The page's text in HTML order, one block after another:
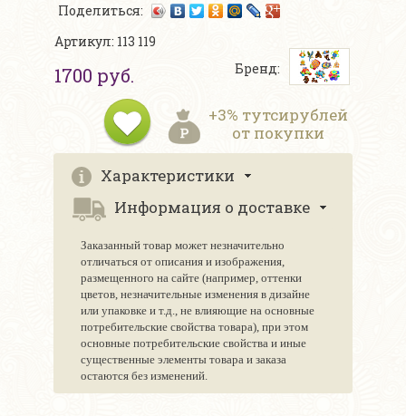
Поделиться:
Артикул: 113 119
1700 руб. Бренд:
+3% тутсирублей
от покупки
Характеристики
Информация о доставке
Заказанный товар может незначительно
отличаться от описания и изображения,
размещенного на сайте (например, оттенки
цветов, незначительные изменения в дизайне
или упаковке и т.д., не влияющие на основные
потребительские свойства товара), при этом
основные потребительские свойства и иные
существенные элементы товара и заказа
остаются без изменений.